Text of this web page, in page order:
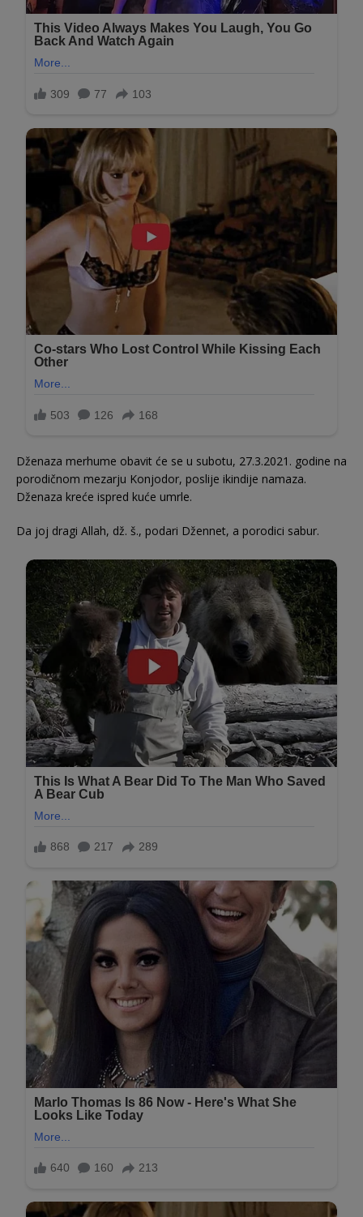
Dženaza merhume obavit će se u subotu, 27.3.2021. godine na
porodičnom mezarju Konjodor, poslije ikindije namaza.
Dženaza kreće ispred kuće umrle.
Da joj dragi Allah, dž. š., podari Džennet, a porodici sabur.